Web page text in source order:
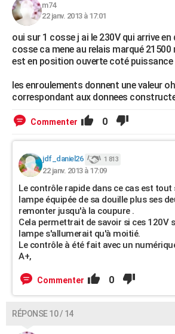
m74
22 janv. 2013 à 17:01
oui sur 1 cosse j ai le 230V qui arrive
cosse ca mene au relais marqué 21500
est en position ouverte coté puissance
les enroulements donnent une valeur
correspondant aux donnees
Commenter 0
jdf_daniel26 1 813
22 janv. 2013 à 17:09
Le contrôle rapide dans ce cas est
lampe équipée de sa douille plus ses
remonter jusqu'à la coupure .
Cela permettrait de savoir si ces 120V
lampe s'allumerait qu'à moitié.
Le contrôle à été fait avec un
A+,
Commenter 0
RÉPONSE 10 / 14